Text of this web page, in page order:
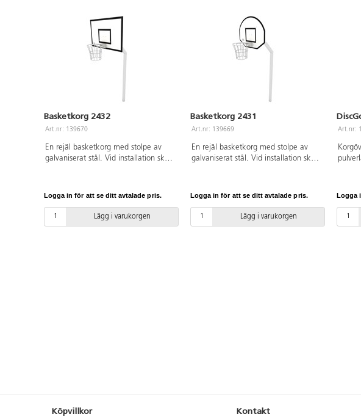
Basketkorg 2432
Art.nr: 139670
En rejäl basketkorg med stolpe av
galvaniserat stål. Vid installation ska
Logga in för att se ditt avtalade pris.
Lägg i varukorgen
Basketkorg 2431
Art.nr: 139669
En rejäl basketkorg med stolpe av
galvaniserat stål. Vid installation ska
Logga in för att se ditt avtalade pris.
Lägg i varukorgen
Art.nr:
den
Europa.
Logga
Köpvillkor Kontakt